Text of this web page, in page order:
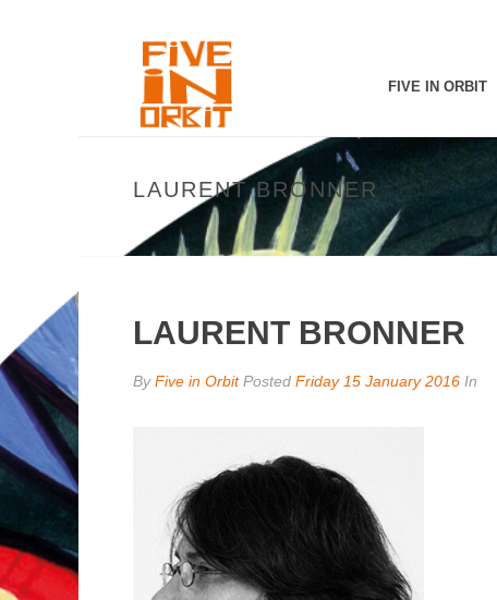
FIVE IN ORBIT
LAURENT BRONNER
LAURENT BRONNER
ByFive in Orbit Posted Friday 15 January 2016 In